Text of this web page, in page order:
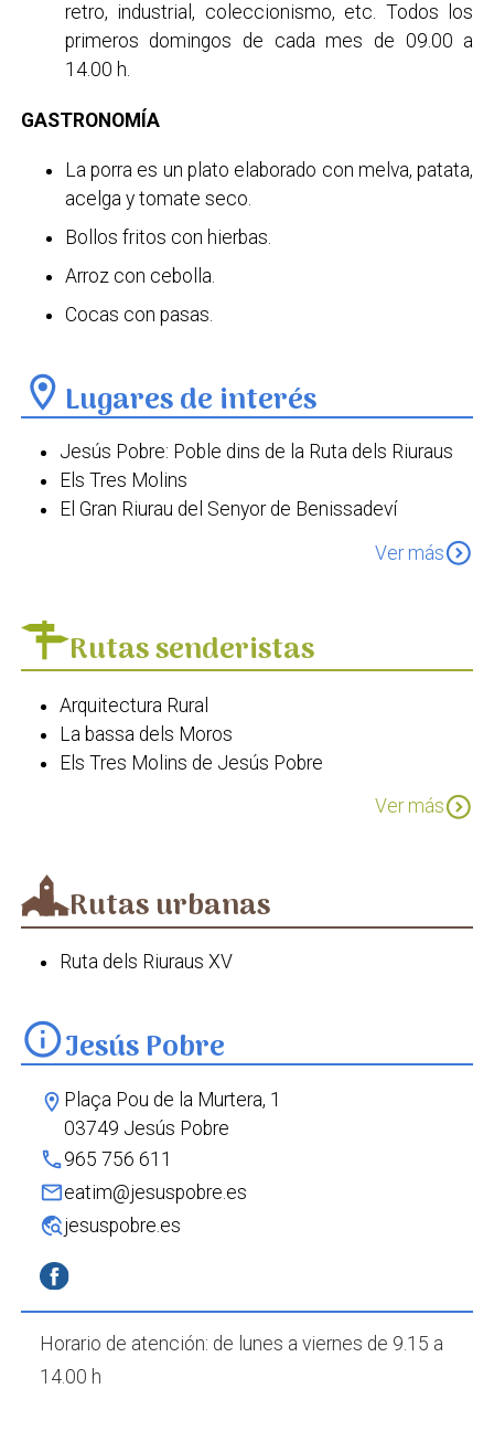
retro, industrial, coleccionismo, etc. Todos los
primeros domingos de cada mes de 09.00 a
14.00 h.
GASTRONOMÍA
La porra es un plato elaborado con melva, patata,
acelga y tomate seco.
Bollos fritos con hierbas.
Arroz con cebolla.
Cocas con pasas.
location_on Lugares de interés
Jesús Pobre: Poble dins de la Ruta dels Riuraus
Els Tres Molins
El Gran Riurau del Senyor de Benissadeví
Ver másexpand_circle_down
Rutas senderistas
Arquitectura Rural
La bassa dels Moros
Els Tres Molins de Jesús Pobre
Ver másexpand_circle_down
Rutas urbanas
Ruta dels Riuraus XV
infoJesús Pobre
location_on Plaça Pou de la Murtera, 1
03749 Jesús Pobre
phone965 756 611
maileatim@jesuspobre.es
travel_explorejesuspobre.es
Horario de atención: de lunes a viernes de 9.15 a
14.00 h